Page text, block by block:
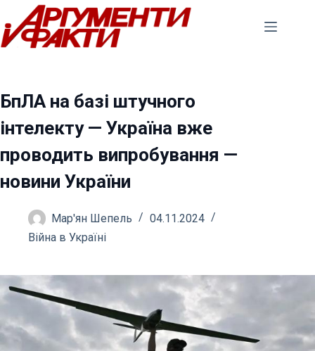
Перейти
до
вмісту
БпЛА на базі штучного
інтелекту — Україна вже
проводить випробування —
новини України
Мар'ян Шепель
04.11.2024
Війна в Україні